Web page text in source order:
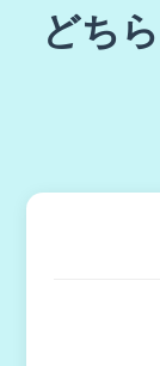
どち